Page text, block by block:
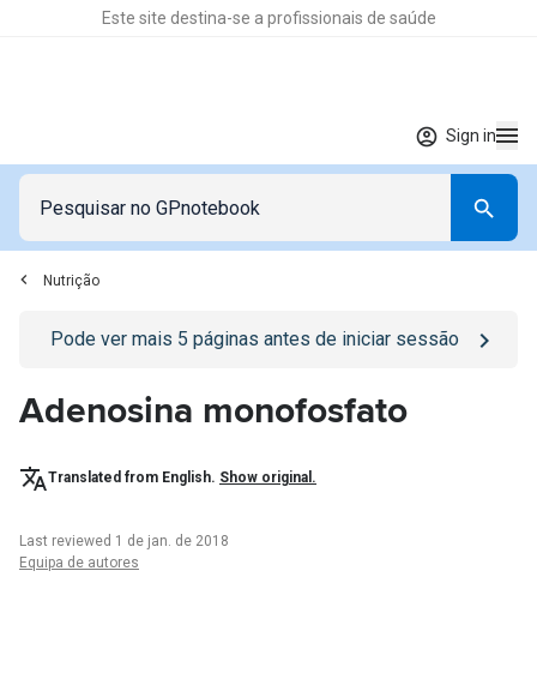
Este site destina-se a profissionais de saúde
Sign in
Nutrição
Go to/sign-inpage
Pode ver mais 5 páginas antes de iniciar sessão
Adenosina monofosfato
Translated from English. Show original.
Last reviewed 1 de jan. de 2018
Equipa de autores